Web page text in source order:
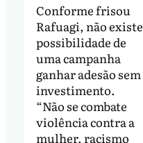
Conforme frisou
Rafuagi, não existe
possibilidade de
uma campanha
ganhar adesão sem
investimento.
“Não se combate
violência contra a
mulher, racismo